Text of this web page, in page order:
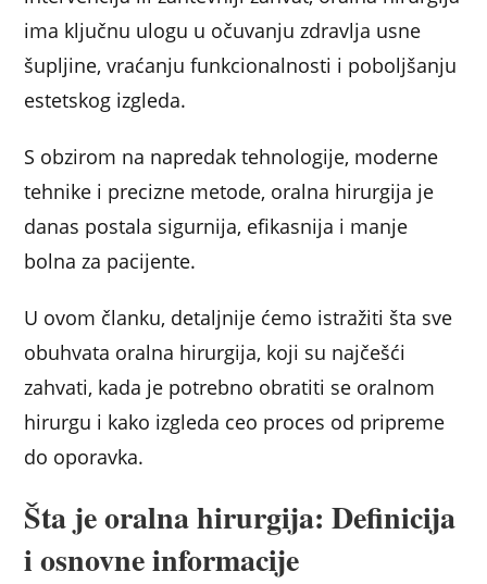
ima ključnu ulogu u očuvanju zdravlja usne
šupljine, vraćanju funkcionalnosti i poboljšanju
estetskog izgleda.
S obzirom na napredak tehnologije, moderne
tehnike i precizne metode, oralna hirurgija je
danas postala sigurnija, efikasnija i manje
bolna za pacijente.
U ovom članku, detaljnije ćemo istražiti šta sve
obuhvata oralna hirurgija, koji su najčešći
zahvati, kada je potrebno obratiti se oralnom
hirurgu i kako izgleda ceo proces od pripreme
do oporavka.
Šta je oralna hirurgija: Definicija
i osnovne informacije